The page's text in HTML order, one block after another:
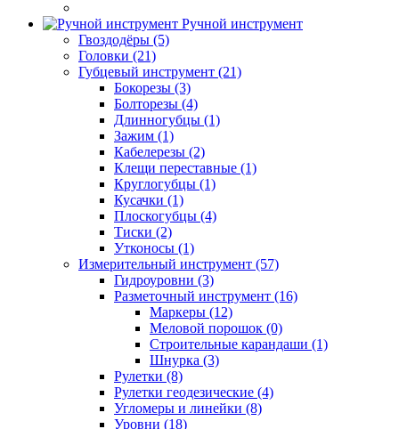
Ручной инструмент
Гвоздодёры (5)
Головки (21)
Губцевый инструмент (21)
Бокорезы (3)
Болторезы (4)
Длинногубцы (1)
Зажим (1)
Кабелерезы (2)
Клещи переставные (1)
Круглогубцы (1)
Кусачки (1)
Плоскогубцы (4)
Тиски (2)
Утконосы (1)
Измерительный инструмент (57)
Гидроуровни (3)
Разметочный инструмент (16)
Маркеры (12)
Меловой порошок (0)
Строительные карандаши (1)
Шнурка (3)
Рулетки (8)
Рулетки геодезические (4)
Угломеры и линейки (8)
Уровни (18)